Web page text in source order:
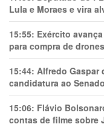
Lula e Moraes e vira
15:55: Exército
para compra de
15:44: Alfredo Gaspar
candidatura ao
15:06: Flávio
contas de filme sobre